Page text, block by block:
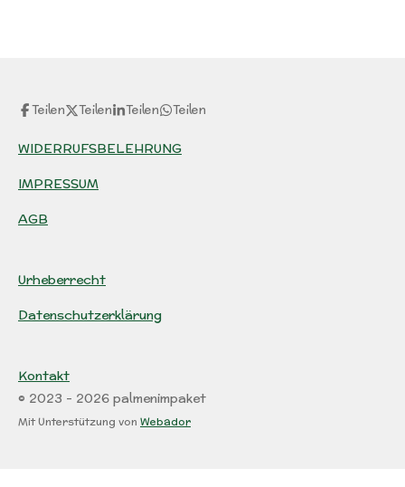
Teilen Teilen Teilen Teilen
WIDERRUFSBELEHRUNG
IMPRESSUM
AGB
Urheberrecht
Datenschutzerklärung
Kontakt
© 2023 - 2026 palmenimpaket
Mit Unterstützung von Webador